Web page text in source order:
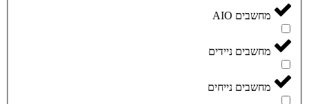
מחשבים AIO
מחשבים ניידים
מחשבים נייחים